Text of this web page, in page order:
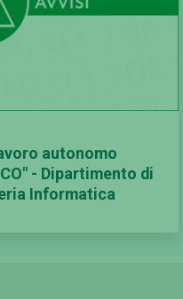
autonomo
- Dipartimento di
Informatica